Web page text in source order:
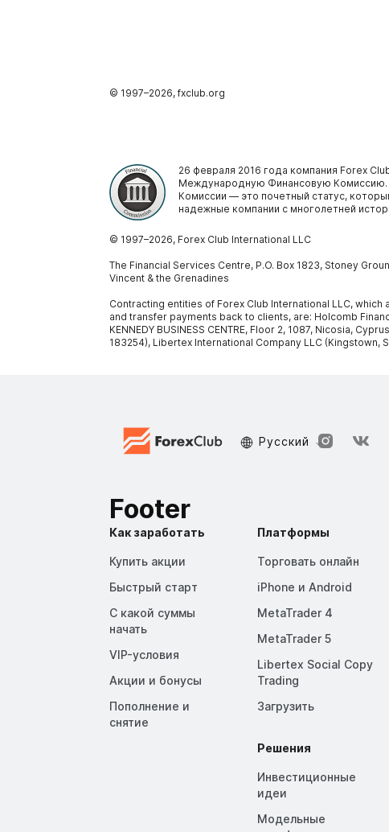
© 1997–2026, fxclub.org
26 февраля 2016 года компания Forex
Международную Финансовую Комиссию.
Комиссии — это почетный статус,
надежные компании с многолетней
© 1997–2026, Forex Club International LLC
The Financial Services Centre, P.O. Box 1823, Stoney
Vincent & the Grenadines
Contracting entities of Forex Club International LLC,
and transfer payments back to clients, are: Holcomb
KENNEDY BUSINESS CENTRE, Floor 2, 1087, Nicosia,
183254), Libertex International Company LLC (Kingstown,
Русский
Footer
Как заработать
Купить акции
Быстрый старт
С какой суммы
начать
VIP-условия
Акции и бонусы
Пополнение и
снятие
Платформы
Торговать онлайн
iPhone и Android
MetaTrader 4
MetaTrader 5
Libertex Social Copy
Trading
Загрузить
Решения
Инвестиционные
идеи
Модельные